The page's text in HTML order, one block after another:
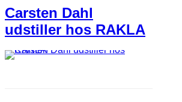
Carsten Dahl
udstiller hos RAKLA